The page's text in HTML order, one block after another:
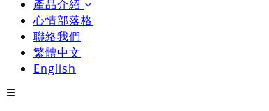
產品介紹
心情部落格
聯絡我們
繁體中文
English